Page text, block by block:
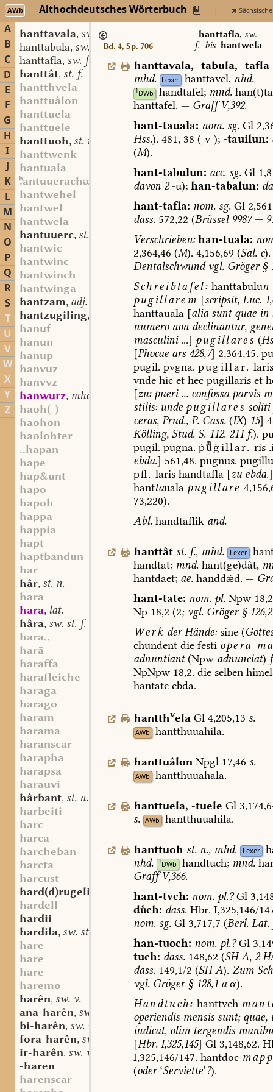
AWb Althochdeutsches Wörterbuch
A
B
C
D
E
F
G
H
I
J
K
L
M
N
O
P
Q
R
S
T
U
V
W
X
Y
Z
hanttavala, sw. f.
hanttabula, sw. f.
hanttafla, sw. f.
hanttât, st. f.
hantthvela
hanttuâlon
hanttuela
hanttuele
hanttuoh, st. n.
hanttwenk
hantuala
antuuerachæs
hantwehel
hantwel
hantwela
hantuuerc, st. n.
hantwic
hantwinc
hantwinch
hantwinga
hantzam, adj.
hantzugiling,
hanuf
hanun
hanup
hanvuz
hanvvz
hanwurz, mhd. st. f.
haoh(-)
haohon
haolohter
..hapan
hape
hap&unt
hapo
hapoh
happa
happia
hapt
haptbandun
har
hâr, st. n.
hara
hara, lat.
hâra, sw. st. f.
hara..
harā-
haraffa
harafleiche
haraga
harago
haram-
harama
haranscar-
harapha
harapsa
harauvi
hârbant, st. n.
harbeiti
harc
harca
harcheban
harcta
harcust
hard(d)rugelinboum
mfrk. st. m.
hardell
hardii
hardila, sw. st. f.
hare
hare
hare
haremo
harên, sw. v.
ana-harên, sw. v.
bi-harên, sw. v.
fora-harên, sw. v.
ir-harên, sw. v.
-haren
harenscar-
Bd. 4, Sp. 706
hanttafla, sw.
f.bis hantwela
hanttavala, -tabula, -tafla
mhd. Lexer hanttavel, nhd.
1DWb handtafel; mnd.
hanttafel. — GraffV,392.
hant-tauala: nom.sg.Gl
Hss.). 481, 38 (-v-); -tauilun:
(M).
hant-tabulun: acc.sg.Gl
davon 2-ū); han-tabalun:
hant-tafla: nom.sg.Gl
dass.572,22 (Brüssel9987—
Verschrieben: han-tuala:
2,364,46 (M). 4,156,69 (Sal.c).
Dentalschwundvgl.Gröger§
Schreibtafel: hanttabulun
pugillarem [scripsit, Luc.
hanttauala[alia suntquaein
numeronondeclinantur,
masculini...] pugillares (
[Phocaears428,7] 2,364,45.
pugil. pvgna. pugillar. laris
vndehicethec pugillariset
[zu:pueri...confossa parvis
stilis:unde pugillares soliti
ceras,Prud.,P.Cass.(IX) 15]
Kölling,Stud.S.112.211f.).
pugil. pugna. ṗġillar. ris
ebda.] 561,48. pugnus.
pﬂ. larishandtafla[zuebda.]
hanttauala pugillare
73,220).
Abl.handtaflîk and.
hanttât st. f., mhd. Lexer
handtat; mnd. hant(ge)dât,
hantdaet; ae.handdǽd. —
hant-tate: nom.pl.Npw18,2
Np 18,2 (2;vgl.Gröger§126,2
Werk derHände:sine (
chundent diefesti opera
adnuntiant(Npw adnunciat)
NpNpw18,2. dieselben
hantateebda.
hantthvela Gl 4,205,13 s.
AWb hantthuuahila.
hanttuâlon Npgl 17,46 s.
AWb hantthuuahala.
hanttuela, -tuele Gl
s. AWb hantthuuahila.
hanttuoh st. n., mhd. Lexer
nhd.
1DWb handtuch; mnd.
GraffV,366.
hant-tvch: nom.pl.?Gl
dch: dass.Hbr. I,325,146/
nom.sg.Gl 3,717,7 (Berl.Lat.
han-tuoch: nom.pl.?Gl
tuch: dass.148,62 (SHA,2
dass.149,1/2 (SHA). Zum
vgl.Gröger§128,1aα).
Handtuch: hanttvch
operiendismensissunt;quae,
indicat,olim tergendis
[Hbr.I,325,145] Gl3,148,62.
I,325,146/147. hantdoc
(oder‘Serviette’?).